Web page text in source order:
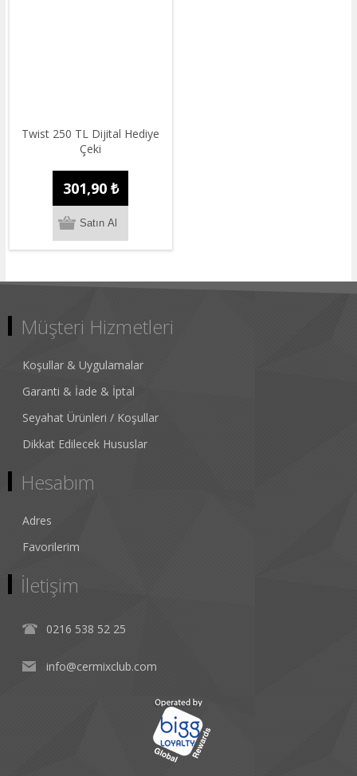
Twist 250 TL Dijital Hediye
Çeki
301,90 ₺
Müşteri Hizmetleri
Koşullar & Uygulamalar
Garanti & İade & İptal
Seyahat Ürünleri / Koşullar
Dikkat Edilecek Hususlar
Hesabım
Adres
Favorilerim
İletişim
0216 538 52 25
info@cermixclub.com